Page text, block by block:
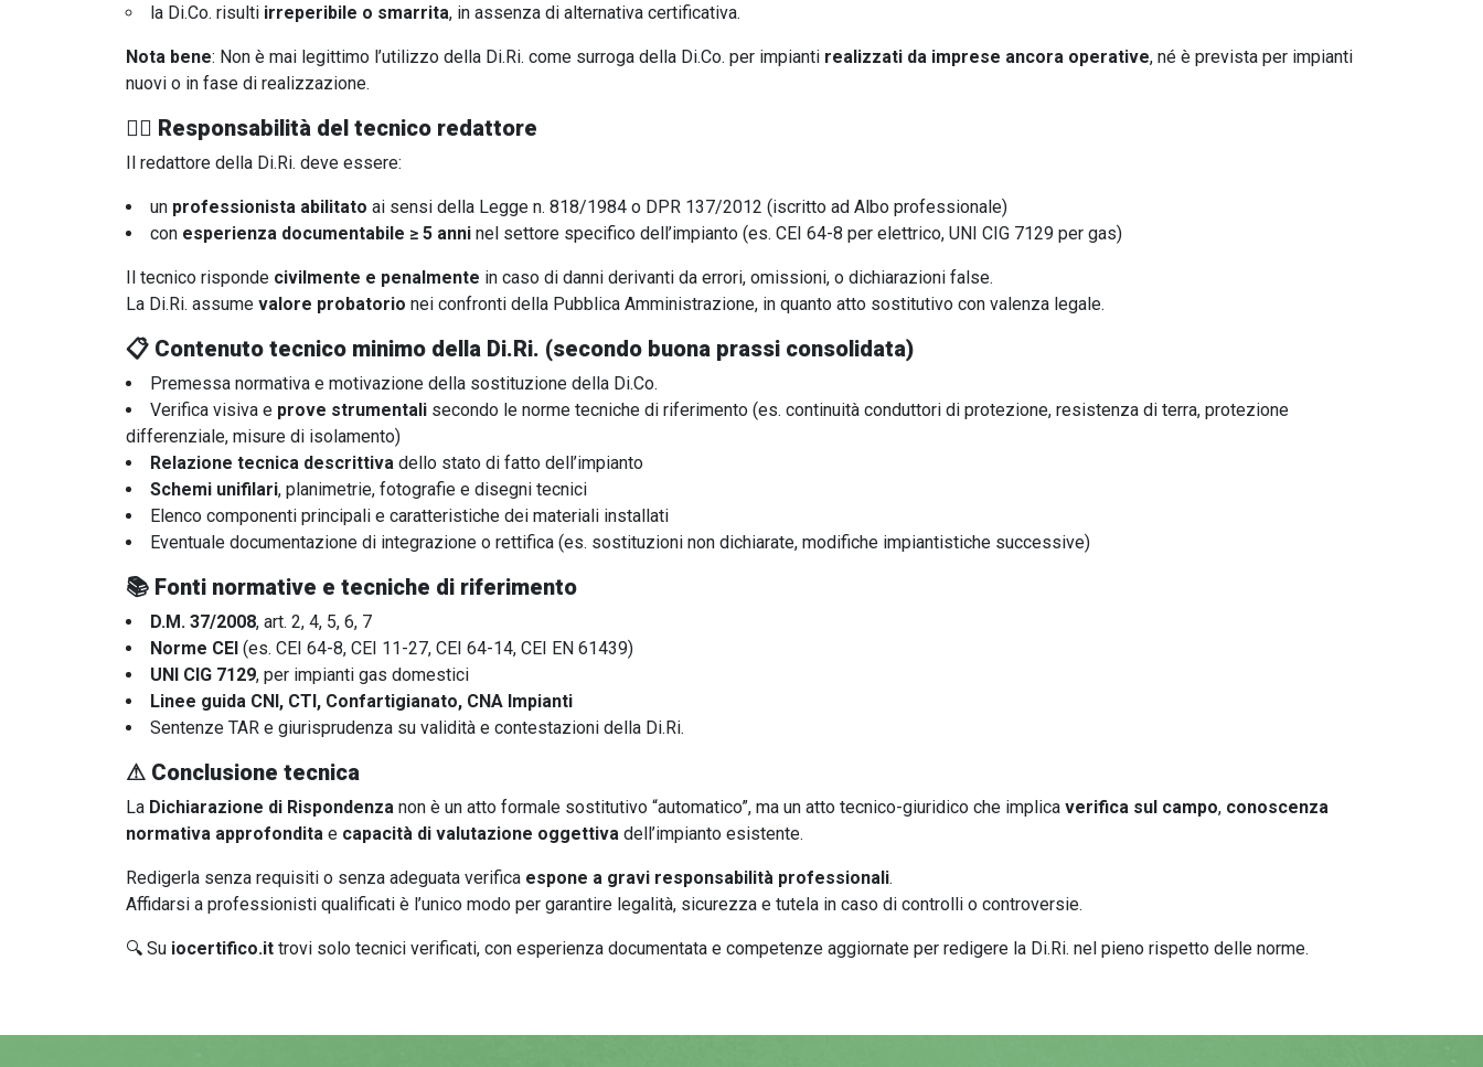
la Di.Co. risulti irreperibile o smarrita, in assenza di alternativa certificativa.
Nota bene: Non è mai legittimo l’utilizzo della Di.Ri. come surroga della Di.Co. per impianti realizzati da imprese ancora operative, né è prevista per impianti
nuovi o in fase di realizzazione.
🧑‍⚖️ Responsabilità del tecnico redattore
Il redattore della Di.Ri. deve essere:
un professionista abilitato ai sensi della Legge n. 818/1984 o DPR 137/2012 (iscritto ad Albo professionale)
con esperienza documentabile ≥ 5 anni nel settore specifico dell’impianto (es. CEI 64-8 per elettrico, UNI CIG 7129 per gas)
Il tecnico risponde civilmente e penalmente in caso di danni derivanti da errori, omissioni, o dichiarazioni false.
La Di.Ri. assume valore probatorio nei confronti della Pubblica Amministrazione, in quanto atto sostitutivo con valenza legale.
📋 Contenuto tecnico minimo della Di.Ri. (secondo buona prassi consolidata)
Premessa normativa e motivazione della sostituzione della Di.Co.
Verifica visiva e prove strumentali secondo le norme tecniche di riferimento (es. continuità conduttori di protezione, resistenza di terra, protezione
differenziale, misure di isolamento)
Relazione tecnica descrittiva dello stato di fatto dell’impianto
Schemi unifilari, planimetrie, fotografie e disegni tecnici
Elenco componenti principali e caratteristiche dei materiali installati
Eventuale documentazione di integrazione o rettifica (es. sostituzioni non dichiarate, modifiche impiantistiche successive)
📚 Fonti normative e tecniche di riferimento
D.M. 37/2008, art. 2, 4, 5, 6, 7
Norme CEI (es. CEI 64-8, CEI 11-27, CEI 64-14, CEI EN 61439)
UNI CIG 7129, per impianti gas domestici
Linee guida CNI, CTI, Confartigianato, CNA Impianti
Sentenze TAR e giurisprudenza su validità e contestazioni della Di.Ri.
⚠ Conclusione tecnica
La Dichiarazione di Rispondenza non è un atto formale sostitutivo “automatico”, ma un atto tecnico-giuridico che implica verifica sul campo, conoscenza
normativa approfondita e capacità di valutazione oggettiva dell’impianto esistente.
Redigerla senza requisiti o senza adeguata verifica espone a gravi responsabilità professionali.
Affidarsi a professionisti qualificati è l’unico modo per garantire legalità, sicurezza e tutela in caso di controlli o controversie.
🔍 Su iocertifico.it trovi solo tecnici verificati, con esperienza documentata e competenze aggiornate per redigere la Di.Ri. nel pieno rispetto delle norme.